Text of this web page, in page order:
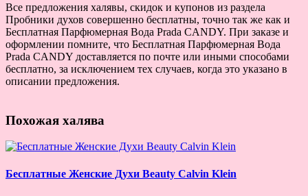
Все предложения халявы, скидок и купонов из раздела
Пробники духов совершенно бесплатны, точно так же как и
Бесплатная Парфюмерная Вода Prada CANDY. При заказе и
оформлении помните, что Бесплатная Парфюмерная Вода
Prada CANDY доставляется по почте или иными способами
бесплатно, за исключением тех случаев, когда это указано в
описании предложения.
Похожая халява
Бесплатные Женские Духи Beauty Calvin Klein